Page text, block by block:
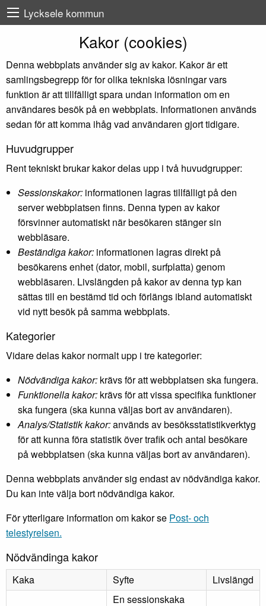
Lycksele kommun
Kakor (cookies)
Denna webbplats använder sig av kakor. Kakor är ett
samlingsbegrepp för for olika tekniska lösningar vars
funktion är att tillfälligt spara undan information om en
användares besök på en webbplats. Informationen används
sedan för att komma ihåg vad användaren gjort tidigare.
Huvudgrupper
Rent tekniskt brukar kakor delas upp i två huvudgrupper:
Sessionskakor: informationen lagras tillfälligt på den
server webbplatsen finns. Denna typen av kakor
försvinner automatiskt när besökaren stänger sin
webbläsare.
Beständiga kakor: informationen lagras direkt på
besökarens enhet (dator, mobil, surfplatta) genom
webbläsaren. Livslängden på kakor av denna typ kan
sättas till en bestämd tid och förlängs ibland automatiskt
vid nytt besök på samma webbplats.
Kategorier
Vidare delas kakor normalt upp i tre kategorier:
Nödvändiga kakor: krävs för att webbplatsen ska fungera.
Funktionella kakor: krävs för att vissa specifika funktioner
ska fungera (ska kunna väljas bort av användaren).
Analys/Statistik kakor:används av besöksstatistikverktyg
för att kunna föra statistik över trafik och antal besökare
på webbplatsen (ska kunna väljas bort av användaren).
Denna webbplats använder sig endast av nödvändiga kakor.
Du kan inte välja bort nödvändiga kakor.
För ytterligare information om kakor se Post- och
telestyrelsen.
Nödvändinga kakor
Kaka Syfte Livslängd
En sessionskaka